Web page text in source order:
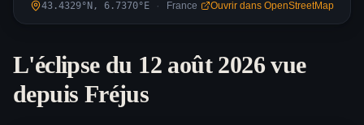
43.4329°N, 6.7370° E · France Ouvrir dans OpenStreetMap
L'éclipse du 12 août 2026 vue
depuis Fréjus